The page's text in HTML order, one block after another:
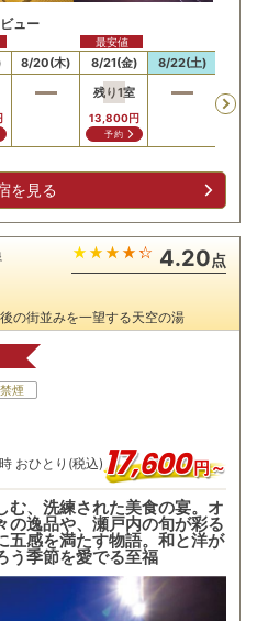
ュー
8/20(木)
8/21(金)
残り1室
13,800円
予約
最安値
8/22(土)
を見る
4.20点
の街並みを一望する天空の湯
煙
おひとり(税込)17,600円～
む、洗練された美食の宴。オ
の逸品や、瀬戸内の旬が彩る
五感を満たす物語。和と洋が
う季節を愛でる至福